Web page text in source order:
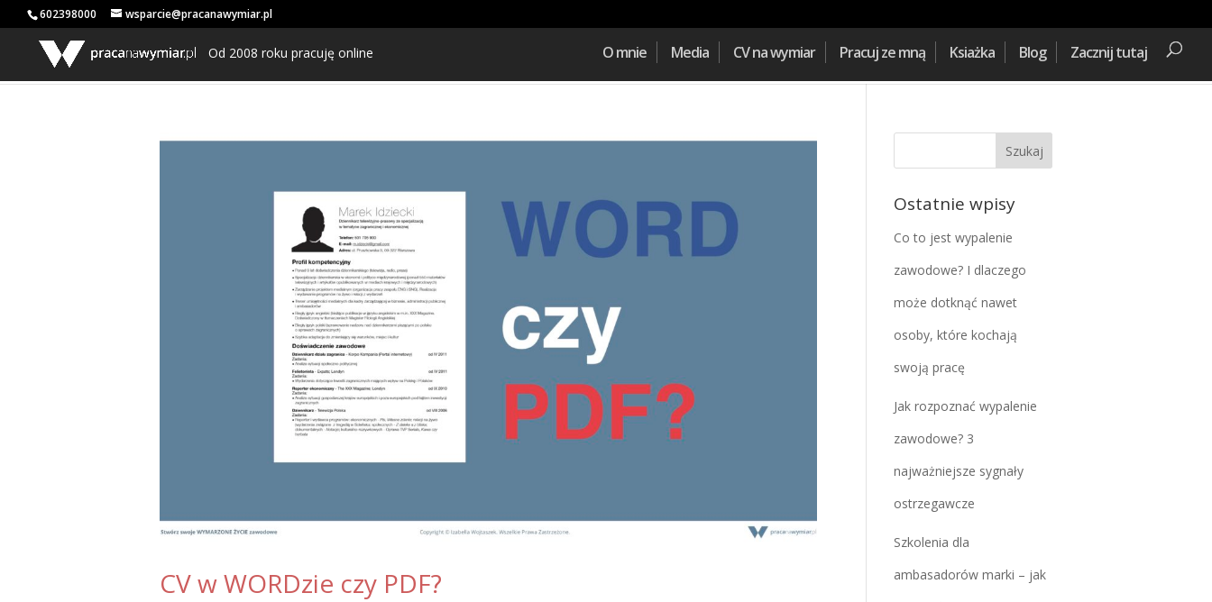
602398000 wsparcie@pracanawymiar.pl
Od 2008 roku pracuję online O mnie Media CV na wymiar Pracuj ze mną Ksiażka Blog Zacznij tutaj
CV w WORDzie czy PDF?
Ostatnie wpisy
Co to jest wypalenie
zawodowe? I dlaczego
może dotknąć nawet
osoby, które kochają
swoją pracę
Jak rozpoznać wypalenie
zawodowe? 3
najważniejsze sygnały
ostrzegawcze
Szkolenia dla
ambasadorów marki – jak